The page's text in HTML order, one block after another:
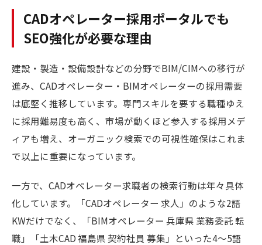
CADオペレーター採用ポータルでも
SEO強化が必要な理由
建設・製造・設備設計などの分野でBIM/CIMへの移行が
進み、CADオペレーター・BIMオペレーターの採用需要
は底堅く推移しています。専門スキルを要する職種ゆえ
に採用難易度も高く、市場が動くほど参入する採用メデ
ィアも増え、オーガニック検索での可視性確保はこれま
で以上に重要になっています。
一方で、CADオペレーター求職者の検索行動は年々具体
化しています。「CADオペレーター 求人」のような2語
KWだけでなく、「BIMオペレーター 兵庫県 業務委託 転
職」「土木CAD 福島県 契約社員 募集」といった4〜5語